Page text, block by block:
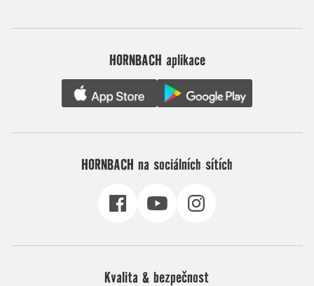
HORNBACH aplikace
HORNBACH na sociálních sítích
Kvalita & bezpečnost